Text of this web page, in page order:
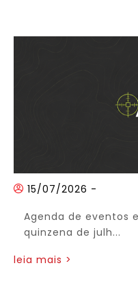
15/07/2026 -
Agenda de eventos
quinzena de julh...
leia mais >